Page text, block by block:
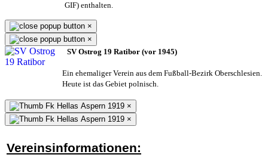
GIF) enthalten.
×
×
SV Ostrog 19 Ratibor (vor 1945)
Ein ehemaliger Verein aus dem Fußball-Bezirk Oberschlesien.
Heute ist das Gebiet polnisch.
×
×
Vereinsinformationen: